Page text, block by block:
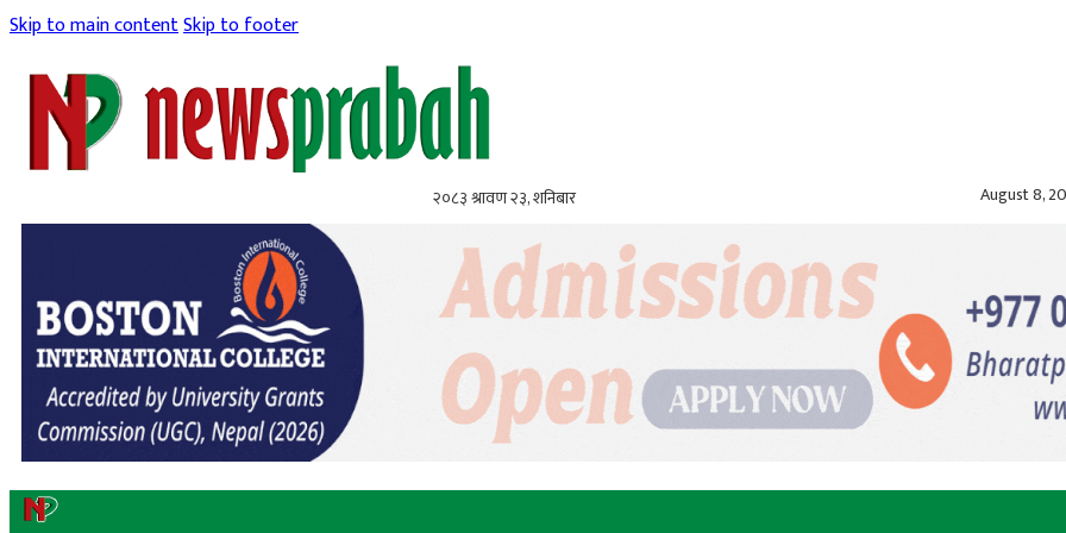
Skip to main contentSkip to footer
२०८३ श्रावण २३, शनिबार August 8,